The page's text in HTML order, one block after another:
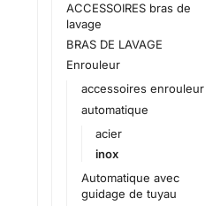
ACCESSOIRES bras de
lavage
BRAS DE LAVAGE
Enrouleur
accessoires enrouleur
automatique
acier
inox
Automatique avec
guidage de tuyau